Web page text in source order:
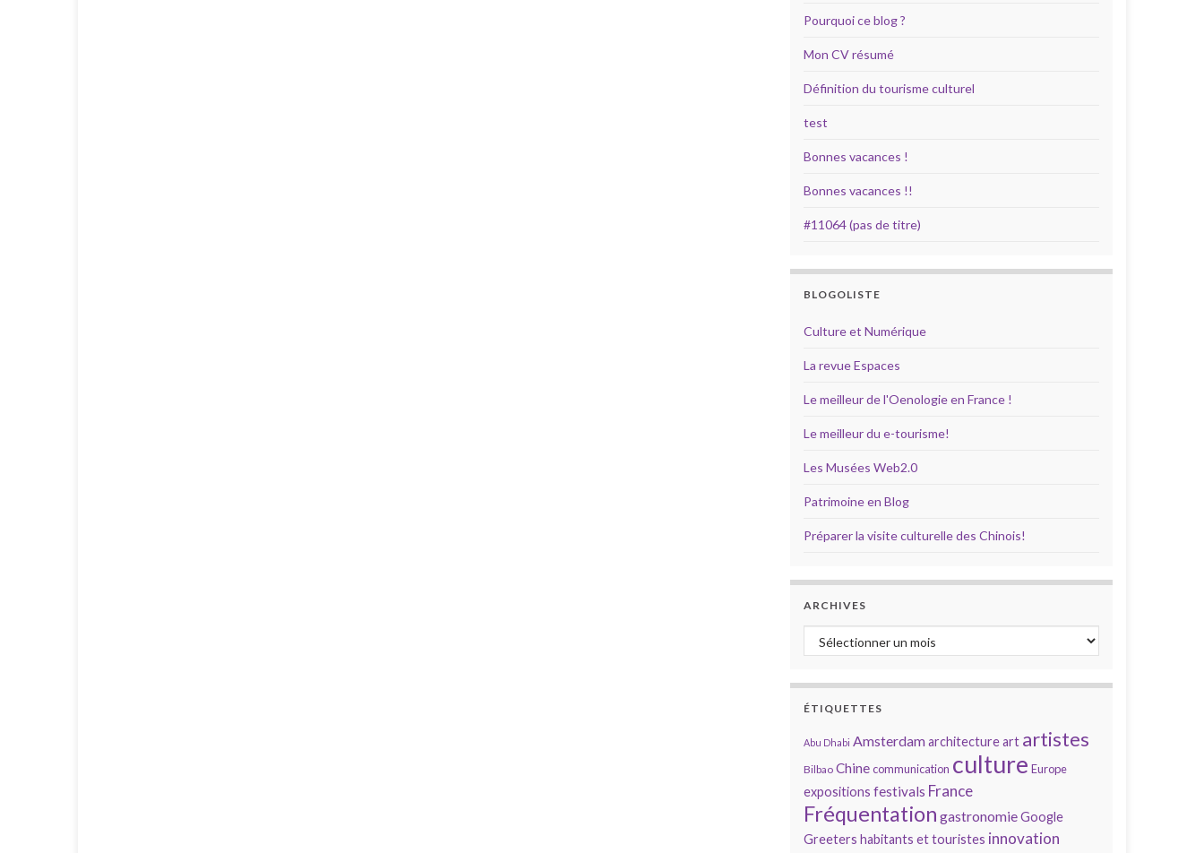
Pourquoi ce blog ?
Mon CV résumé
Définition du tourisme culturel
test
Bonnes vacances !
Bonnes vacances !!
#11064 (pas de titre)
BLOGOLISTE
Culture et Numérique
La revue Espaces
Le meilleur de l'Oenologie en France !
Le meilleur du e-tourisme!
Les Musées Web2.0
Patrimoine en Blog
Préparer la visite culturelle des Chinois!
ARCHIVES
Archives
ÉTIQUETTES
Abu Dhabi Amsterdamarchitectureart artistes
Bilbao Chinecommunication culture Europe
expositions festivals France
Fréquentation gastronomieGoogle
Greeters habitants et touristes innovation